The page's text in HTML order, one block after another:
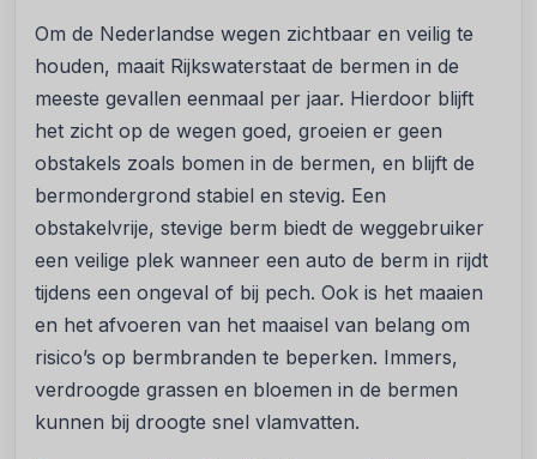
Om de Nederlandse wegen zichtbaar en veilig te
houden, maait Rijkswaterstaat de bermen in de
meeste gevallen eenmaal per jaar. Hierdoor blijft
het zicht op de wegen goed, groeien er geen
obstakels zoals bomen in de bermen, en blijft de
bermondergrond stabiel en stevig. Een
obstakelvrije, stevige berm biedt de weggebruiker
een veilige plek wanneer een auto de berm in rijdt
tijdens een ongeval of bij pech. Ook is het maaien
en het afvoeren van het maaisel van belang om
risico’s op bermbranden te beperken. Immers,
verdroogde grassen en bloemen in de bermen
kunnen bij droogte snel vlamvatten.